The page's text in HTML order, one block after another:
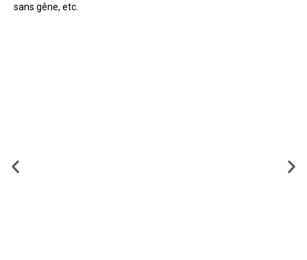
sans gêne, etc.